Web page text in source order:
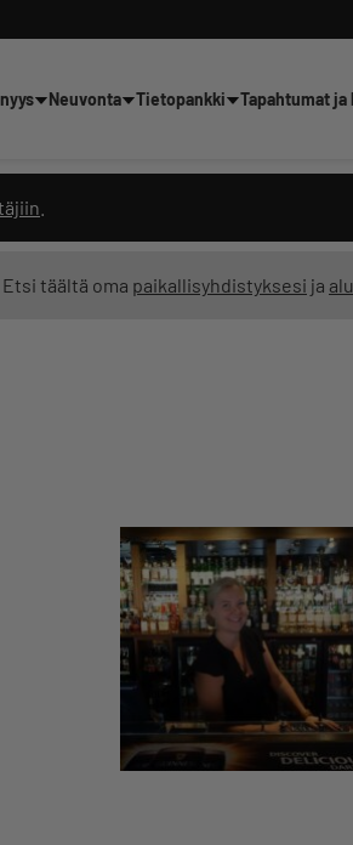
Neuvonta Tietopankki Tapahtumat
täältä oma paikallisyhdistyksesi ja
Yrittäjien